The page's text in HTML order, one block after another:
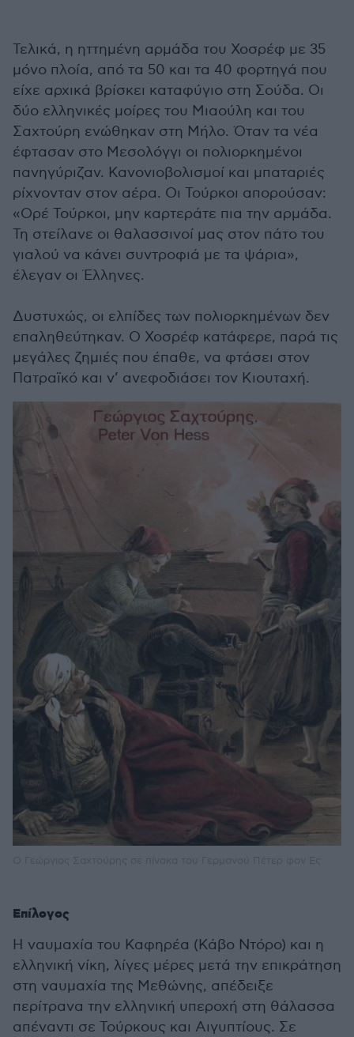
Τελικά, η ηττημένη αρμάδα του Χοσρέφ με 35
μόνο πλοία, από τα 50 και τα 40 φορτηγά που
είχε αρχικά βρίσκει καταφύγιο στη Σούδα. Οι
δύο ελληνικές μοίρες του Μιαούλη και του
Σαχτούρη ενώθηκαν στη Μήλο. Όταν τα νέα
έφτασαν στο Μεσολόγγι οι πολιορκημένοι
πανηγύριζαν. Κανονιοβολισμοί και μπαταριές
ρίχνονταν στον αέρα. Οι Τούρκοι απορούσαν:
«Ορέ Τούρκοι, μην καρτεράτε πια την αρμάδα.
Τη στείλανε οι θαλασσινοί μας στον πάτο του
γιαλού να κάνει συντροφιά με τα ψάρια»,
έλεγαν οι Έλληνες.
Δυστυχώς, οι ελπίδες των πολιορκημένων δεν
επαληθεύτηκαν. Ο Χοσρέφ κατάφερε, παρά τις
μεγάλες ζημιές που έπαθε, να φτάσει στον
Πατραϊκό και ν’ ανεφοδιάσει τον Κιουταχή.
Επίλογος
Η ναυμαχία του Καφηρέα (Κάβο Ντόρο) και η
ελληνική νίκη, λίγες μέρες μετά την επικράτηση
στη ναυμαχία της Μεθώνης, απέδειξε
περίτρανα την ελληνική υπεροχή στη θάλασσα
απέναντι σε Τούρκους και Αιγυπτίους. Σε